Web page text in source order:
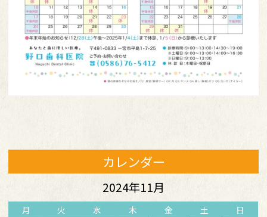
カレンダー
2024年11月
月 火 水 木 金 土 日